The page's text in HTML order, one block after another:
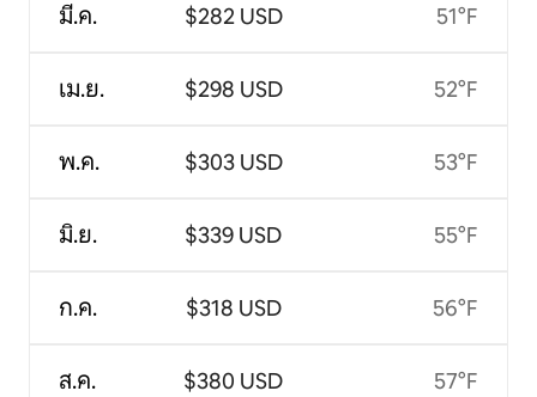
มี.ค.
เม.ย.
พ.ค.
มิ.ย.
ก.ค.
ส.ค.
$282 USD
$298 USD
$303 USD
$339 USD
$318 USD
$380 USD
51°F
52°F
53°F
55°F
56°F
57°F